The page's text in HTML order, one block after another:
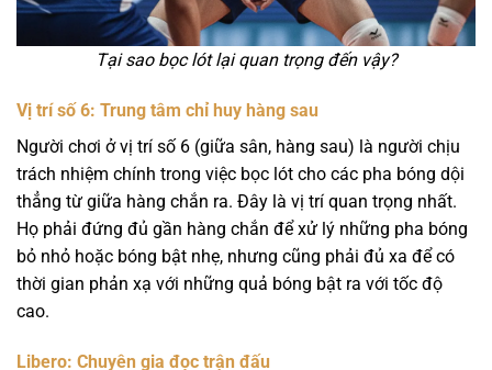
Tại sao bọc lót lại quan trọng đến vậy?
Vị trí số 6: Trung tâm chỉ huy hàng sau
Người chơi ở vị trí số 6 (giữa sân, hàng sau) là người chịu
trách nhiệm chính trong việc bọc lót cho các pha bóng dội
thẳng từ giữa hàng chắn ra. Đây là vị trí quan trọng nhất.
Họ phải đứng đủ gần hàng chắn để xử lý những pha bóng
bỏ nhỏ hoặc bóng bật nhẹ, nhưng cũng phải đủ xa để có
thời gian phản xạ với những quả bóng bật ra với tốc độ
cao.
Libero: Chuyên gia đọc trận đấu